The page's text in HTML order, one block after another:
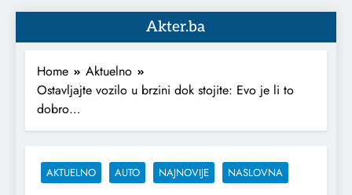
Akter.ba
Home
Aktuelno
Ostavljajte vozilo u brzini dok stojite: Evo je li to
dobro…
AKTUELNO AUTO NAJNOVIJE NASLOVNA